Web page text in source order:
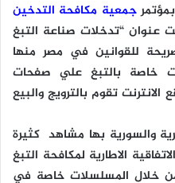
جمعية مكافحة التدخين
عنوان “تدخلات صناعة التبغ
للقوانين في مصر منها
خاصة بالتبغ علي صفحات
تقوم بالترويج والبيع
والسورية بها مشاهد كثيرة
الاطارية لمكافحة التبغ
خلال المسلسلات خاصة في